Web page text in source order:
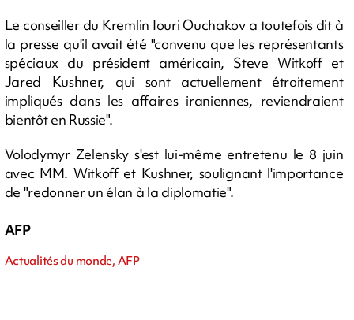
Le conseiller du Kremlin Iouri Ouchakov a toutefois dit à
la presse qu'il avait été "convenu que les représentants
spéciaux du président américain, Steve Witkoff et
Jared Kushner, qui sont actuellement étroitement
impliqués dans les affaires iraniennes, reviendraient
bientôt en Russie".
Volodymyr Zelensky s'est lui-même entretenu le 8 juin
avec MM. Witkoff et Kushner, soulignant l'importance
de "redonner un élan à la diplomatie".
AFP
Actualités du monde, AFP